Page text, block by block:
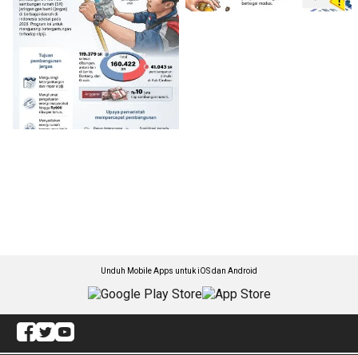
Unduh Mobile Apps untuk iOS dan Android